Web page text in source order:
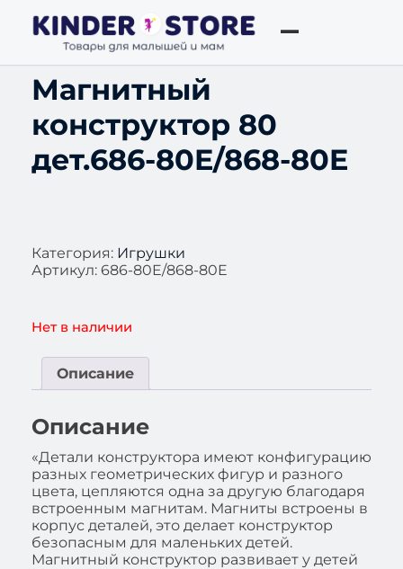
Магнитный
конструктор 80
дет.686-80E/868-80E
Категория: Игрушки
Артикул: 686-80E/868-80E
Нет в наличии
Описание
Описание
«Детали конструктора имеют конфигурацию
разных геометрических фигур и разного
цвета, цепляются одна за другую благодаря
встроенным магнитам. Магниты встроены в
корпус деталей, это делает конструктор
безопасным для маленьких детей.
Магнитный конструктор развивает у детей